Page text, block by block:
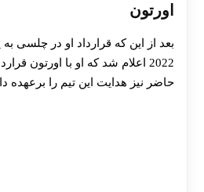
اورتون
بعد از این که قرارداد او در چلسی
2022 اعلام شد که او با اورتون
حاضر نیز هدایت این تیم را برعهده